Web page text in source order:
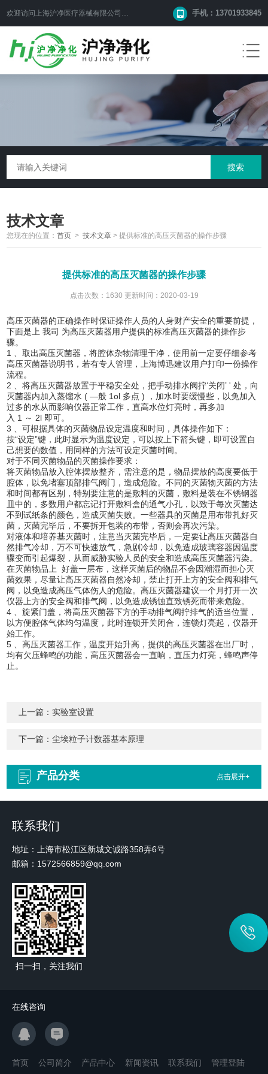
欢迎访问上海沪净医疗器械有限公司网站！ 手机：13701933845
技术文章
您现在的位置：首页 >技术文章 >提供标准的高压灭菌器的操作步骤
提供标准的高压灭菌器的操作步骤
点击次数：1630 更新时间：2020-03-19
高压灭菌器的正确操作时保证操作人员的人身财产安全的重要前提，
下面是上 我司 为高压灭菌器用户提供的标准高压灭菌器的操作步
骤。
1 、取出高压灭菌器，将腔体杂物清理干净，使用前一定要仔细参考
高压灭菌器说明书，若有专人管理，上海博迅建议用户打印一份操作
流程。
2 、将高压灭菌器放置于平稳安全处，把手动排水阀拧‘关闭’ ' 处，向
灭菌器内加入蒸馏水 ( —般 1ol 多点 ) ，加水时要缓慢些，以免加入
过多的水从而影响仪器正常工作，直高水位灯亮时，再多加
入 1 ～ 2l 即可。
3 、可根据具体的灭菌物品设定温度和时间，具体操作如下：
按“设定”键，此时显示为温度设定，可以按上下箭头键，即可设置自
己想要的数值，用同样的方法可设定灭菌时间。
对于不同灭菌物品的灭菌操作要求：
将灭菌物品放入腔体摆放整齐，需注意的是，物品摆放的高度要低于
腔体，以免堵塞顶部排气阀门，造成危险。不同的灭菌物灭菌的方法
和时间都有区别，特别要注意的是敷料的灭菌，敷料是装在不锈钢器
皿中的，多数用户都忘记打开敷料盒的通气小孔，以致于每次灭菌达
不到试纸条的颜色，造成灭菌失败。一些器具的灭菌是用布带扎好灭
菌，灭菌完毕后，不要拆开包装的布带，否则会再次污染。
对液体和培养基灭菌时，注意当灭菌完毕后，一定要让高压灭菌器自
然排气冷却，万不可快速放气，急剧冷却，以免造成玻璃容器因温度
骤变而引起爆裂，从而威胁实验人员的安全和造成高压灭菌器污染。
在灭菌物品上 好盖一层布，这样灭菌后的物品不会因潮湿而担心灭
菌效果，尽量让高压灭菌器自然冷却，禁止打开上方的安全阀和排气
阀，以免造成高压气体伤人的危险。高压灭菌器建议一个月打开一次
仪器上方的安全阀和排气阀，以免造成锈蚀直致锈死而带来危险。
4 、旋紧门盖，将高压灭菌器下方的手动排气阀拧排气的适当位置，
以方便腔体气体均匀温度，此时连锁开关闭合，连锁灯亮起，仪器开
始工作。
5 、高压灭菌器工作，温度开始升高，提供的高压灭菌器在出厂时，
均有欠压蜂鸣的功能，高压灭菌器会一直响，直压力灯亮，蜂鸣声停
止。
上一篇： 实验室设置
下一篇：尘埃粒子计数器基本原理
产品分类 点击展开+
联系我们
地址：上海市松江区新城文诚路358弄6号
邮箱：1572566859@qq.com
扫一扫，关注我们
在线咨询
首页 公司简介 产品中心 新闻资讯 联系我们 管理登陆